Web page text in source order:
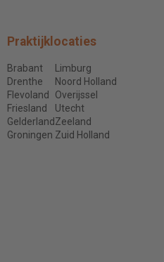
Praktijklocaties
Brabant
Drenthe
Flevoland
Friesland
Gelderland
Groningen
Limburg
Noord Holland
Overijssel
Utecht
Zeeland
Zuid Holland